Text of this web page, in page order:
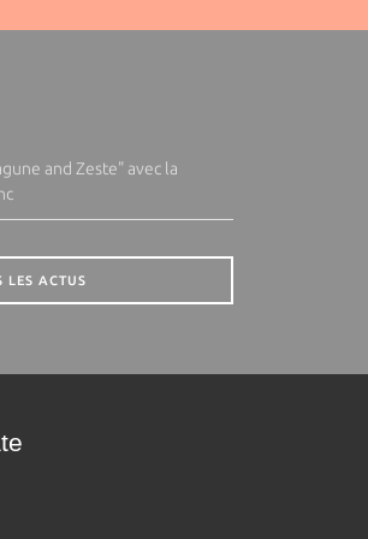
and Zeste" avec la
LES ACTUS